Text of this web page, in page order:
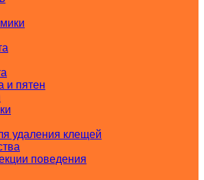
и пятен
удаления клещей
поведения